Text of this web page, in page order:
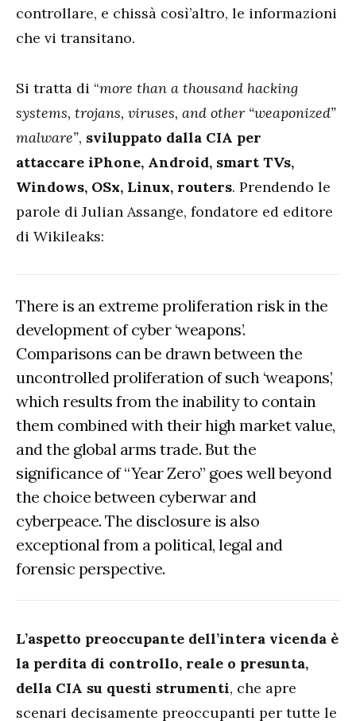
controllare, e chissà così’altro, le informazioni
che vi transitano.
Si tratta di “more than a thousand hacking
systems, trojans, viruses, and other “weaponized”
malware”, sviluppato dalla CIA per
attaccare iPhone, Android, smart TVs,
Windows, OSx, Linux, routers. Prendendo le
parole di Julian Assange, fondatore ed editore
di Wikileaks:
There is an extreme proliferation risk in the
development of cyber ‘weapons’.
Comparisons can be drawn between the
uncontrolled proliferation of such ‘weapons’,
which results from the inability to contain
them combined with their high market value,
and the global arms trade. But the
significance of “Year Zero” goes well beyond
the choice between cyberwar and
cyberpeace. The disclosure is also
exceptional from a political, legal and
forensic perspective.
L’aspetto preoccupante dell’intera vicenda è
la perdita di controllo, reale o presunta,
della CIA su questi strumenti, che apre
scenari decisamente preoccupanti per tutte le